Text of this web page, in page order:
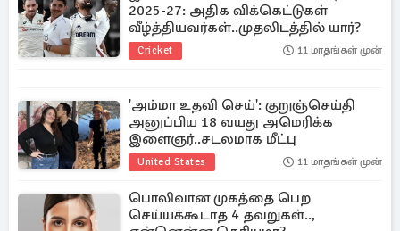
2025-27: அதிக விக்கெட்டுகள்
வீழ்த்தியவர்கள்..முதலிடத்தில் யார்?
Cricket 11 மாதங்கள் முன்
'அம்மா உதவி செய்': குறுஞ்செய்தி
அனுப்பிய 18 வயது அமெரிக்க
இளைஞர்..சடலமாக மீட்பு
United States 11 மாதங்கள் முன்
பொலிவான முகத்தை பெற
செய்யக்கூடாத 4 தவறுகள்..,